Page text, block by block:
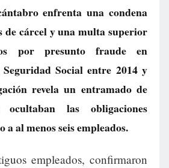
enfrenta una condena
de cárcel y una multa superior
por presunto fraude en
Social entre 2014 y
revela un entramado de
ocultaban las obligaciones
a al menos seis empleados.
empleados, confirmaron